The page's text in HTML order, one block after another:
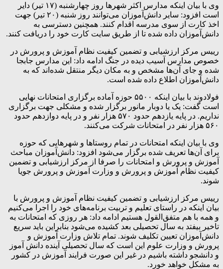
وی با بیان اینکه مدارس اکثر شهرها روز چهارشنبه (۱۷ تیر) دایر
است افزود: سایر دانش‌آموزان می‌توانند روز شنبه (۲۰ تیر) جهت
اخذ کارت از سوی مدرسه اقدام کنند. همچنین دسترسی به
دانش‌آموزان داده شده تا از طریق سایت کارت خود را دریافت کنند.
رییس مرکز ارزشیابی و تضمین کیفیت نظام آموزش و پرورش در
خصوص مدارس آسیب دیده در جنگ ادامه داد: این مدارس جابجا
شده و جای آن‌ها مشخص و به مکان دیگر منتقل شده‌اند که به
دانش‌آموزان اطلاع داده شده است.
فولادوند با بیان اینکه ۵۵۰۰ حوزه آماده برگزاری امتحانات نهایی
است گفت: یک یا دوبار مانور برگزار شده و مشکلی جهت برگزاری
نداریم. در پایه یازدهم حدود ۵۷۰ هزار نفر و در پایه دوازدهم حدود
۵۶۰ هزار نفر در امتحانات شرکت می‌کنند.
وی با بیان اینکه امتحانات در تمام روستاها و شهرهایی که حوزه
برای آن‌ها تعریف شده برگزار می‌شود افزود: دانش‌آموزان مباحث
آموزش و پرورش و امتحانات را صرفا از مرکز ارزشیابی و تضمین
کیفیت نظام آموزش و پرورش و وزارت آموزش و پرورش جویا
شوند.
رییس مرکز ارزشیابی و تضمین کیفیت نظام آموزش و پرورش با
بیان اینکه در راستای تعلیم و تربیت برنامه‌های خود را اجرا می‌کنیم
و همه با هم متفق‌القول هستیم ادامه داد: هر روزی که امتحانات به
تاخیر بیفتد به سال تحصیلی بعد کشیده می‌شود بنابراین باید سریع
دانش‌آموزان تعیین تکلیف شوند. تمام تلاش وزارت آموزش و
پرورش و وزارت علوم این است که سال تحصیلی آینده دانش آموز
و دانشجو داشته باشیم در غیر این صورت فرایند آموزش در کشور
به مشکل خواهد خورد.